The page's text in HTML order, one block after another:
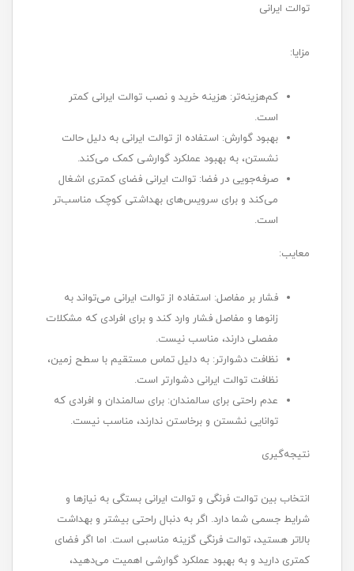
توالت ایرانی
مزایا:
کم‌هزینه‌تر: هزینه خرید و نصب توالت ایرانی کمتر
است.
بهبود گوارش: استفاده از توالت ایرانی به دلیل حالت
نشستن، به بهبود عملکرد گوارشی کمک می‌کند.
صرفه‌جویی در فضا: توالت ایرانی فضای کمتری اشغال
می‌کند و برای سرویس‌های بهداشتی کوچک مناسب‌تر
است.
معایب:
فشار بر مفاصل: استفاده از توالت ایرانی می‌تواند به
زانوها و مفاصل فشار وارد کند و برای افرادی که مشکلات
مفصلی دارند، مناسب نیست.
نظافت دشوارتر: به دلیل تماس مستقیم با سطح زمین،
نظافت توالت ایرانی دشوارتر است.
عدم راحتی برای سالمندان: برای سالمندان و افرادی که
توانایی نشستن و برخاستن ندارند، مناسب نیست.
نتیجه‌گیری
انتخاب بین توالت فرنگی و توالت ایرانی بستگی به نیازها و
شرایط جسمی شما دارد. اگر به دنبال راحتی بیشتر و بهداشت
بالاتر هستید، توالت فرنگی گزینه مناسبی است. اما اگر فضای
کمتری دارید و به بهبود عملکرد گوارشی اهمیت می‌دهید،